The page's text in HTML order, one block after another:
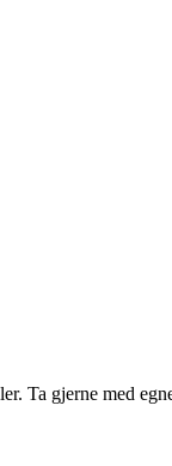
Ta gjerne med